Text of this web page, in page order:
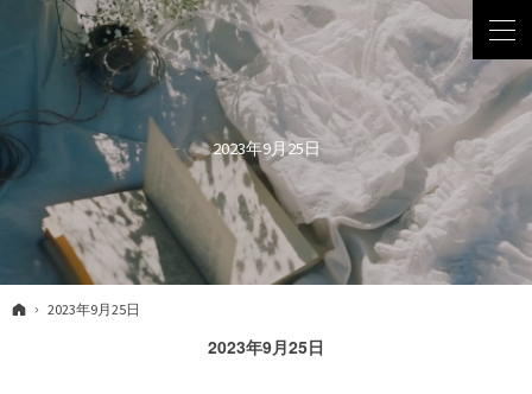
2023年9月25日
ホーム
2023年9月25日
2023年9月25日